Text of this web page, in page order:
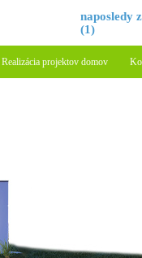
naposledy
(1)
Realizácia projektov domov